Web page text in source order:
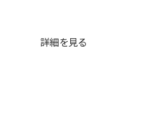
詳細を見る